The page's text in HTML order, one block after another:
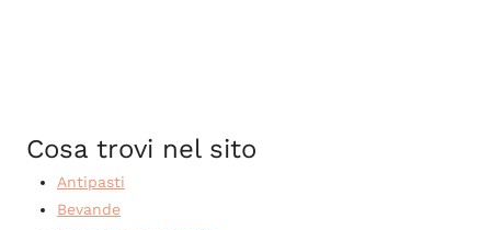
Cosa trovi nel sito
Antipasti
Bevande